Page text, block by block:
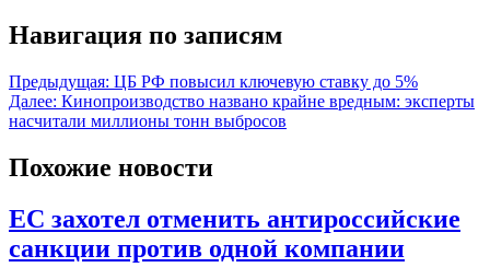
Навигация по записям
Предыдущая: ЦБ РФ повысил ключевую ставку до 5%
Далее: Кинопроизводство названо крайне вредным: эксперты
насчитали миллионы тонн выбросов
Похожие новости
ЕС захотел отменить антироссийские
санкции против одной компании